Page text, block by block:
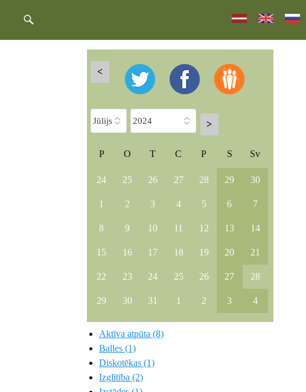
<
>
P O T C P S Sv
24 25 26 27 28 29 30
1 2 3 4 5 6 7
8 9 10 11 12 13 14
15 16 17 18 19 20 21
22 23 24 25 26 27 28
29 30 31 1 2 3 4
Aktīva atpūta (8)
Balles (1)
Diskotēkas (1)
Izglītība (2)